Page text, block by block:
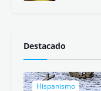
Destacado
Hispanismo